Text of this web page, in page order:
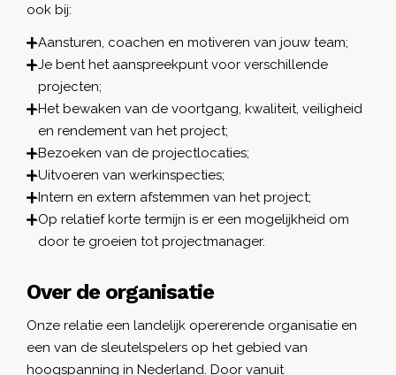
ook bij:
Aansturen, coachen en motiveren van jouw team;
Je bent het aanspreekpunt voor verschillende
projecten;
Het bewaken van de voortgang, kwaliteit, veiligheid
en rendement van het project;
Bezoeken van de projectlocaties;
Uitvoeren van werkinspecties;
Intern en extern afstemmen van het project;
Op relatief korte termijn is er een mogelijkheid om
door te groeien tot projectmanager.
Over de organisatie
Onze relatie een landelijk opererende organisatie en
een van de sleutelspelers op het gebied van
hoogspanning in Nederland. Door vanuit